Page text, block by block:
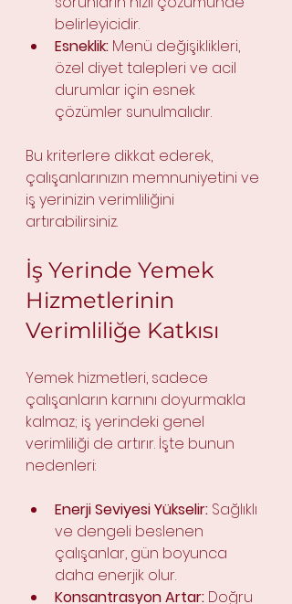
belirleyicidir.
Esneklik: Menü değişiklikleri,
özel diyet talepleri ve acil
durumlar için esnek
çözümler sunulmalıdır.
Bu kriterlere dikkat ederek,
çalışanlarınızın memnuniyetini ve
iş yerinizin verimliliğini
artırabilirsiniz.
İş Yerinde Yemek
Hizmetlerinin
Verimliliğe Katkısı
Yemek hizmetleri, sadece
çalışanların karnını doyurmakla
kalmaz; iş yerindeki genel
verimliliği de artırır. İşte bunun
nedenleri:
Enerji Seviyesi Yükselir: Sağlıklı
ve dengeli beslenen
çalışanlar, gün boyunca
daha enerjik olur.
Konsantrasyon Artar: Doğru